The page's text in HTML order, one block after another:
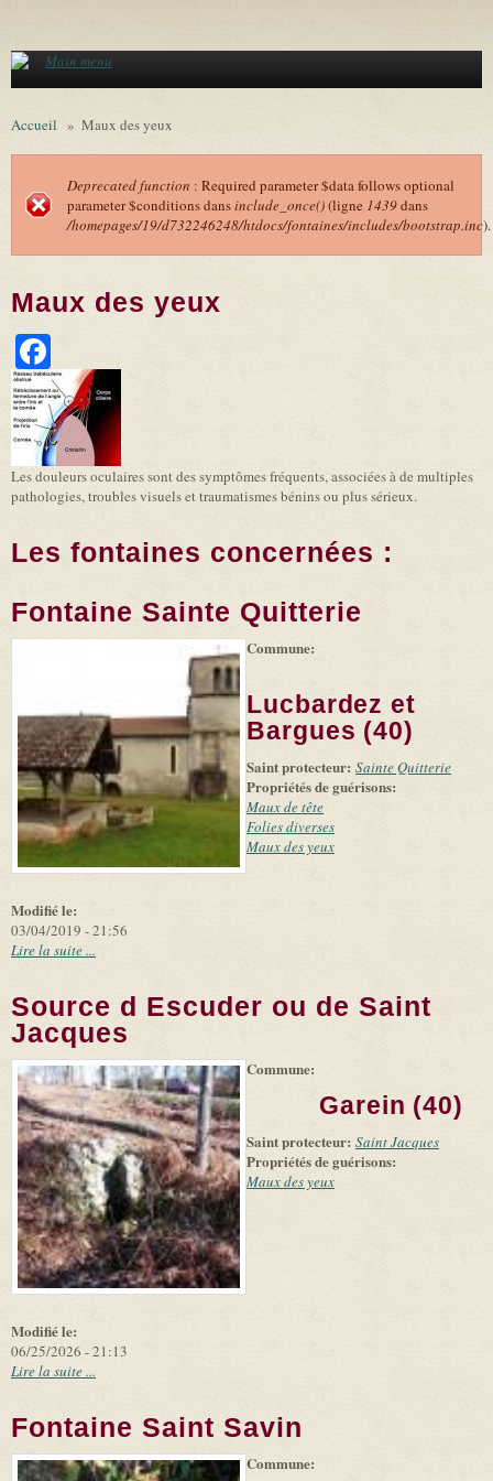
Main menu
Accueil » Maux des yeux
Message d'erreur
Deprecated function : Required parameter $data follows optional
parameter $conditions dansinclude_once()(ligne 1439dans
/homepages/19/d732246248/htdocs/fontaines/includes/bootstrap.inc).
Maux des yeux
Les douleurs oculaires sont des symptômes fréquents, associées à de multiples
pathologies, troubles visuels et traumatismes bénins ou plus sérieux.
Les fontaines concernées :
Fontaine Sainte Quitterie
-
Leaflet (link is
|
Tiles
(link is
external)
©
Microsoft
and
suppliers
Modifié le:
03/04/2019 - 21:56
Commune:
Lucbardez et
Bargues (40)
Saint protecteur: Sainte Quitterie
Propriétés de guérisons:
Maux de tête
Folies diverses
Maux des yeux
Lire la suite ...
Source d Escuder ou de Saint
Jacques
Leaflet (link is
|
Tiles
(link is
external)
©
Microsoft
and
suppliers
Modifié le:
06/25/2026 - 21:13
Commune:
Garein (40)
Saint protecteur: Saint Jacques
Propriétés de guérisons:
Maux des yeux
Lire la suite ...
Fontaine Saint Savin
Leaflet (link is
|
Commune: